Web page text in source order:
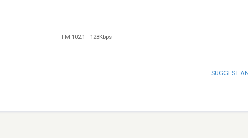
FM 102.1 - 128Kbps
SUGGEST